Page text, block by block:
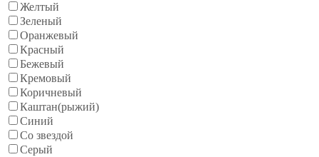
Желтый
Зеленый
Оранжевый
Красный
Бежевый
Кремовый
Коричневый
Каштан(рыжий)
Синий
Со звездой
Серый